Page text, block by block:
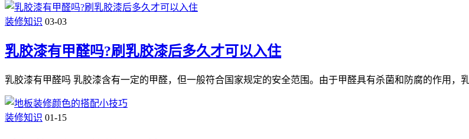
装修知识 03-03
乳胶漆有甲醛吗?刷乳胶漆后多久才可以入住
乳胶漆有甲醛吗 乳胶漆含有一定的甲醛，但一般符合国家规定的安全范围。由于甲醛具有杀菌和防腐的作用
装修知识 01-15